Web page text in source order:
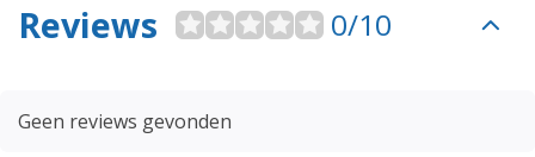
Reviews 0/10
Geen reviews gevonden